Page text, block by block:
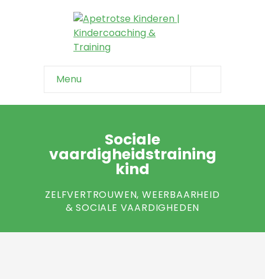
Menu
Home
-- Onzeker kind
-- Faalangst
Sociale
vaardigheidstraining
kind
ZELFVERTROUWEN, WEERBAARHEID
& SOCIALE VAARDIGHEDEN